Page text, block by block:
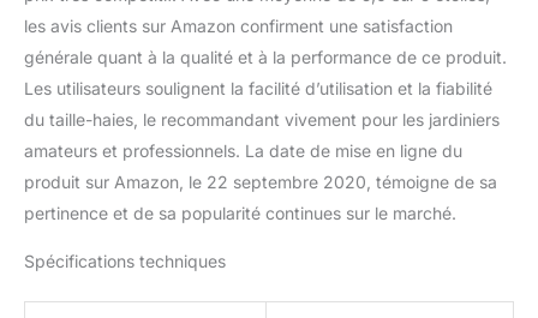
les avis clients sur Amazon confirment une satisfaction
générale quant à la qualité et à la performance de ce produit.
Les utilisateurs soulignent la facilité d’utilisation et la fiabilité
du taille-haies, le recommandant vivement pour les jardiniers
amateurs et professionnels. La date de mise en ligne du
produit sur Amazon, le 22 septembre 2020, témoigne de sa
pertinence et de sa popularité continues sur le marché.
Spécifications techniques